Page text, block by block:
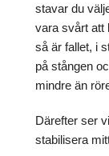
stavar du
vara svårt att
så är fallet, i
på stången
mindre än
Därefter ser
stabilisera